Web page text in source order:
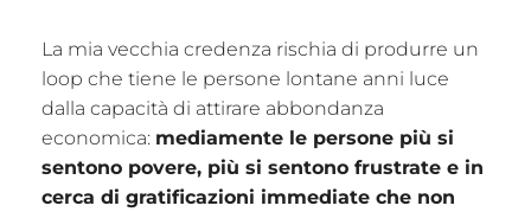
La mia vecchia credenza rischia di produrre un
loop che tiene le persone lontane anni luce
dalla capacità di attirare abbondanza
economica: mediamente le persone più si
sentono povere, più si sentono frustrate e in
cerca di gratificazioni immediate che non